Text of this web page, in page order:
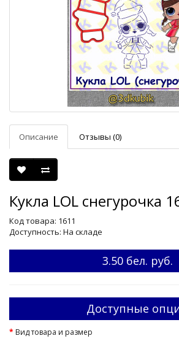
Описание Отзывы (0)
Кукла LOL снегурочка
Код товара: 1611
Доступность: На складе
3.50 бел. руб.
Доступные
Вид товара и размер